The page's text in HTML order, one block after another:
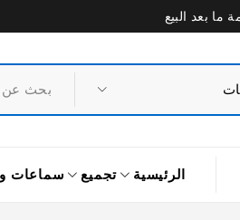
بعد البيع
الرئيسية تجميع سماعات